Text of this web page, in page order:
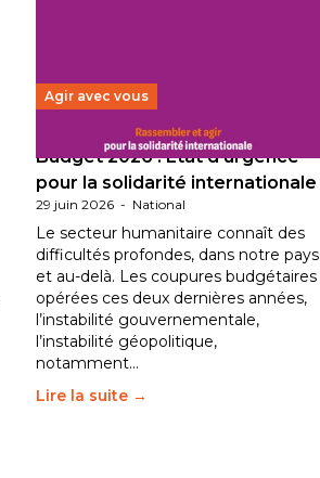
Agir avec vous
Budget 2026 : État d’urgence
pour la solidarité internationale
29 juin 2026 - National
Le secteur humanitaire connaît des
difficultés profondes, dans notre pays
et au-delà. Les coupures budgétaires
opérées ces deux dernières années,
l’instabilité gouvernementale,
l’instabilité géopolitique,
notamment…
Lire la suite →